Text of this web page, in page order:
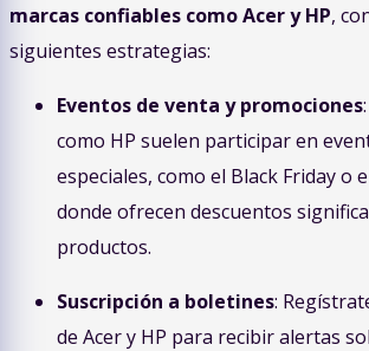
marcas confiables como Acer y HP,
siguientes estrategias:
Eventos de venta y promociones
como HP suelen participar en
especiales, como el Black Friday o
donde ofrecen descuentos
productos.
Suscripción a boletines:
de Acer y HP para recibir alertas